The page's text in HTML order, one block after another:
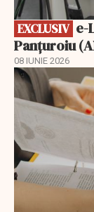
EXCLUSIV
Panțuroiu
08 IUNIE 2026